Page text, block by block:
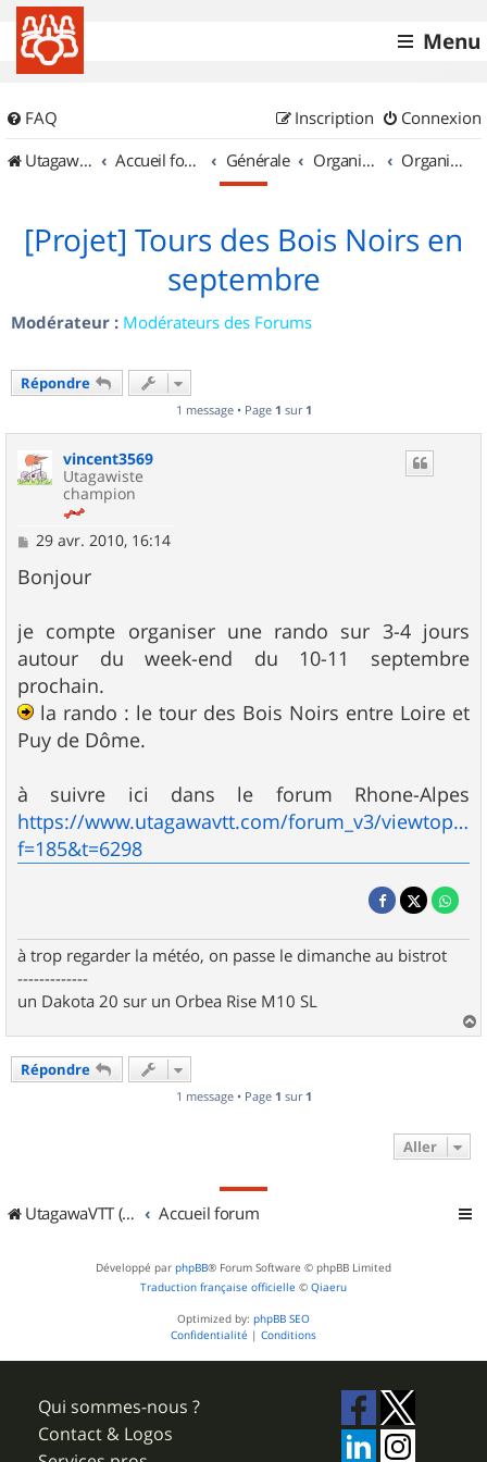
Menu
FAQ Connexion
Inscription
UtagawaVTT (Randos VTT et VTTAE avec traces GPS)
Accueil forum Générale Organisation de sorties & Recherche de partenaires Organisation de sorties en région Auvergne
[Projet] Tours des Bois Noirs en
septembre
Modérateur : Modérateurs des Forums
Répondre
1 message • Page 1 sur 1
vincent3569
Utagawiste
champion
M
s
s
g
e
29 avr. 2010, 16:14
Bonjour
je compte organiser une rando sur 3-4 jours
autour du week-end du 10-11 septembre
prochain.
la rando : le tour des Bois Noirs entre Loire et
Puy de Dôme.
à suivre ici dans le forum Rhone-Alpes
https://www.utagawavtt.com/forum_v3/
f=185&t=6298
à trop regarder la météo, on passe le dimanche au bistrot
-------------
un Dakota 20 sur un Orbea Rise M10 SL
a
Répondre
1 message • Page 1 sur 1
Aller
UtagawaVTT (Randos VTT et VTTAE avec traces GPS) Accueil forum
Développé par phpBB® Forum Software © phpBB Limited
Traduction française officielle © Qiaeru
Optimized by: phpBB SEO
Confidentialité | Conditions
Qui sommes-nous ?
Contact & Logos